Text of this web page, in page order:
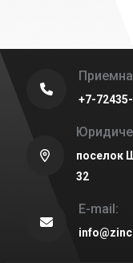
+7-
поселок
32
E-mail: